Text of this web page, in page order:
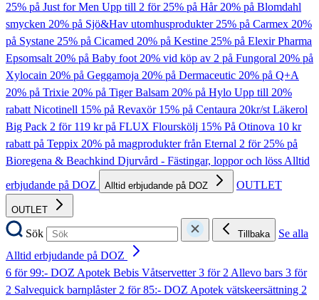
25% på Just for Men Upp till 2 för 25% på Hår20% på Blomdahl
smycken 20% på Sjö&Hav utomhusprodukter25% på Carmex 20%
på Systane 25% på Cicamed 20% på Kestine 25% på Elexir Pharma
Epsomsalt20% på Baby foot20% vid köp av 2 på Fungoral 20% på
Xylocain 20% på Geggamoja 20% på Dermaceutic 20% på Q+A
20% på Trixie 20% på Tiger Balsam 20% på Hylo Upp till 20%
rabatt Nicotinell 15% på Revaxör 15% på Centaura 20kr/st Läkerol
Big Pack 2 för 119 kr på FLUX Flourskölj 15% På Otinova 10 kr
rabatt på Teppix 20% på magprodukter från Eternal 2 för 25% på
Bioregena & Beachkind Djurvård - Fästingar, loppor och lössAlltid
erbjudande på DOZ
Alltid erbjudande på DOZ OUTLET
OUTLET
Sök Tillbaka
Se alla
Alltid erbjudande på DOZ
6 för 99:- DOZ Apotek Bebis Våtservetter3 för 2 Allevo bars 3 för
2 Salvequick barnplåster2 för 85:- DOZ Apotek vätskeersättning 2